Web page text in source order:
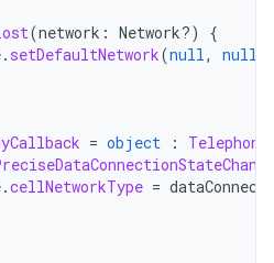
(network : Network?)
{
. setDefaultNetwork(null, null
= object :
.cellNetworkType =